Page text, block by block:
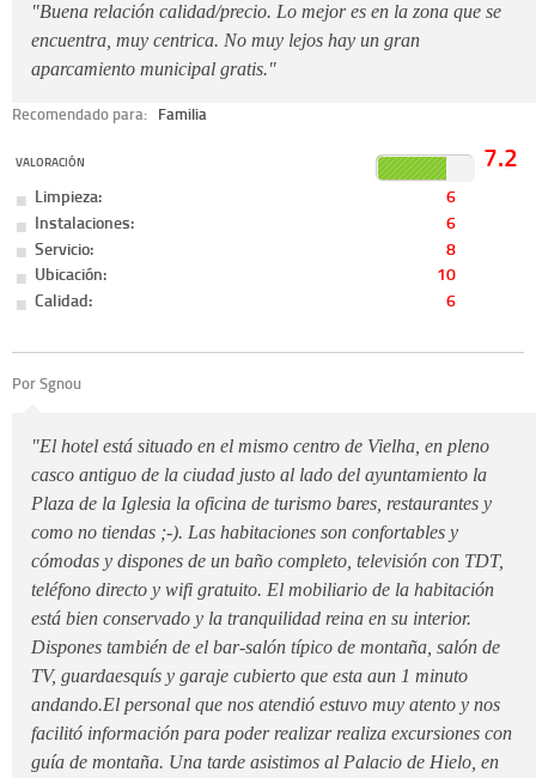
"Buena relación calidad/precio. Lo mejor es en la zona que se
encuentra, muy centrica. No muy lejos hay un gran
aparcamiento municipal gratis."
Recomendado para: Familia
VALORACIÓN 7.2
Limpieza:
6
Instalaciones:
6
Servicio:
8
Ubicación:
10
Calidad:
6
Por Sgnou
"El hotel está situado en el mismo centro de Vielha, en pleno
casco antiguo de la ciudad justo al lado del ayuntamiento la
Plaza de la Iglesia la oficina de turismo bares, restaurantes y
como no tiendas ;-). Las habitaciones son confortables y
cómodas y dispones de un baño completo, televisión con TDT,
teléfono directo y wifi gratuito. El mobiliario de la habitación
está bien conservado y la tranquilidad reina en su interior.
Dispones también de el bar-salón típico de montaña, salón de
TV, guardaesquís y garaje cubierto que esta aun 1 minuto
andando.El personal que nos atendió estuvo muy atento y nos
facilitó información para poder realizar realiza excursiones con
guía de montaña. Una tarde asistimos al Palacio de Hielo, en